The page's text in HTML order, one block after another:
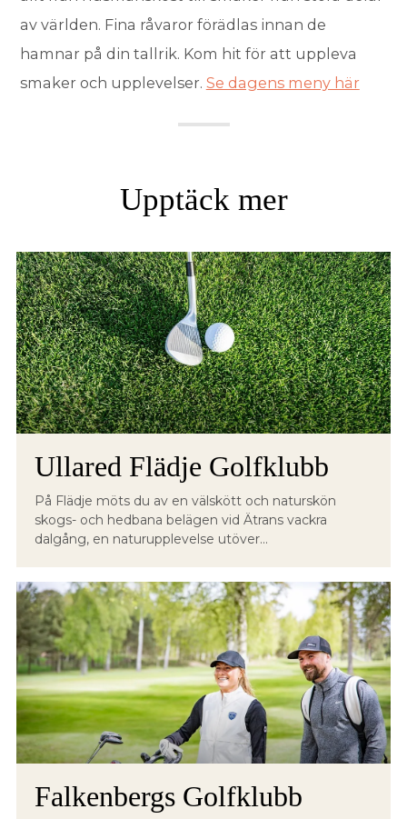
av världen. Fina råvaror förädlas innan de
hamnar på din tallrik. Kom hit för att uppleva
smaker och upplevelser. Se dagens meny här
Upptäck mer
Ullared Flädje Golfklubb
På Flädje möts du av en välskött och naturskön
skogs- och hedbana belägen vid Ätrans vackra
dalgång, en naturupplevelse utöver...
Falkenbergs Golfklubb